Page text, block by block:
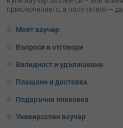
приключението, а получателя –
Моят ваучер
Въпроси и отговори
Валидност и удължаване
Плащане и доставка
Подаръчна опаковка
Универсален ваучер